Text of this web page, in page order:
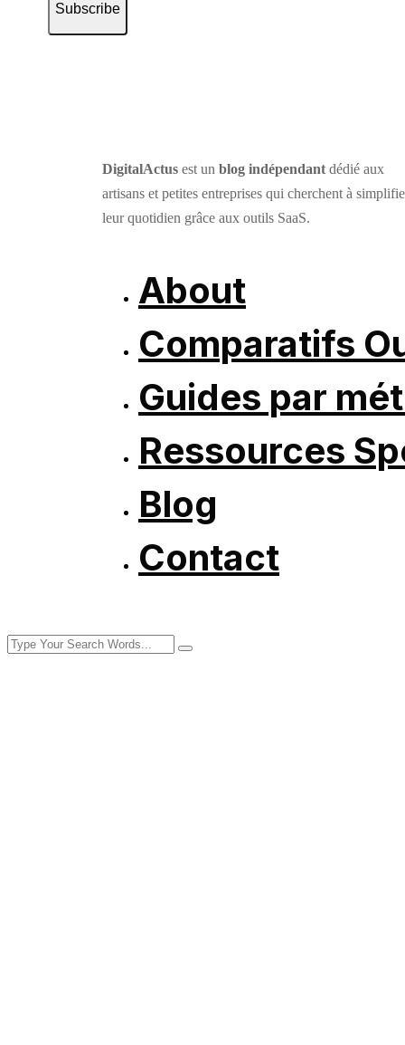
Subscribe
DigitalActus est un blog indépendant dédié aux
artisans et petites entreprises qui cherchent à
leur quotidien grâce aux outils SaaS.
About
Comparatifs
Guides par
Ressources
Blog
Contact